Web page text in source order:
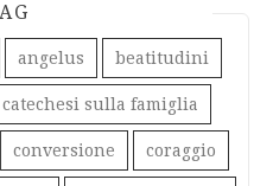
angelus beatitudini
catechesi sulla famiglia
conversione coraggio